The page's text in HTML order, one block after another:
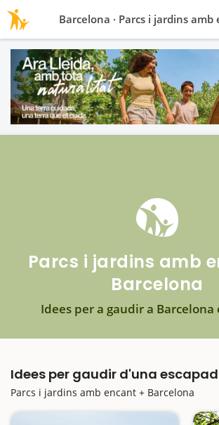
Parcs i jardins amb
Barcelona
Idees per a gaudir a
Idees per gaudir d'una
Parcs i jardins amb encant + Barcelona
Barcelona · Parcs i jardins amb